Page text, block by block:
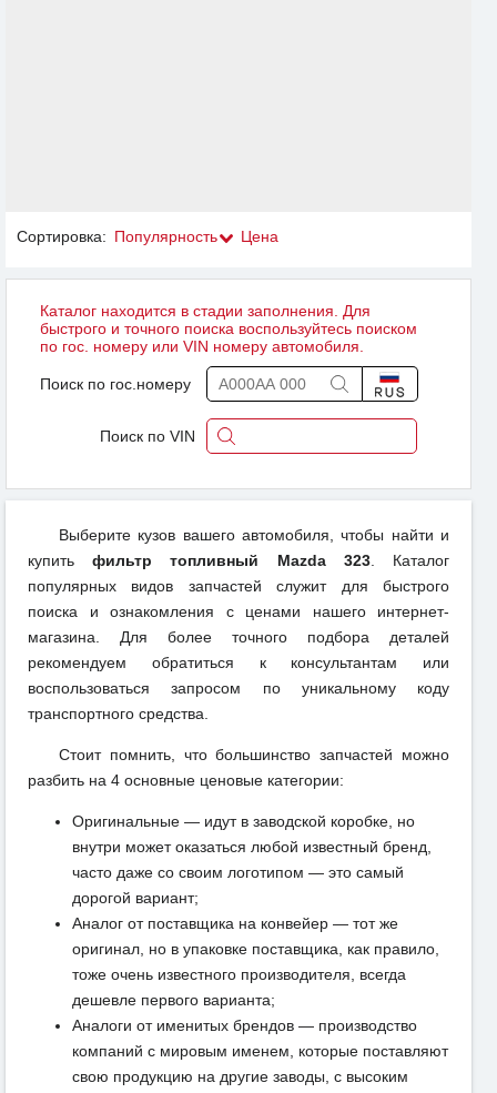
Сортировка: Популярность Цена
Каталог находится в стадии заполнения. Для
быстрого и точного поиска воспользуйтесь поиском
по гос. номеру или VIN номеру автомобиля.
Поиск по гос.номеру
Поиск по VIN
Выберите кузов вашего автомобиля, чтобы найти и
купитьфильтр топливный Mazda 323. Каталог
популярных видов запчастей служит для быстрого
поиска и ознакомления с ценами нашего интернет-
магазина. Для более точного подбора деталей
рекомендуем обратиться к консультантам или
воспользоваться запросом по уникальному коду
транспортного средства.
Стоит помнить, что большинство запчастей можно
разбить на 4 основные ценовые категории:
Оригинальные — идут в заводской коробке, но
внутри может оказаться любой известный бренд,
часто даже со своим логотипом — это самый
дорогой вариант;
Аналог от поставщика на конвейер — тот же
оригинал, но в упаковке поставщика, как правило,
тоже очень известного производителя, всегда
дешевле первого варианта;
Аналоги от именитых брендов — производство
компаний с мировым именем, которые поставляют
свою продукцию на другие заводы, с высоким